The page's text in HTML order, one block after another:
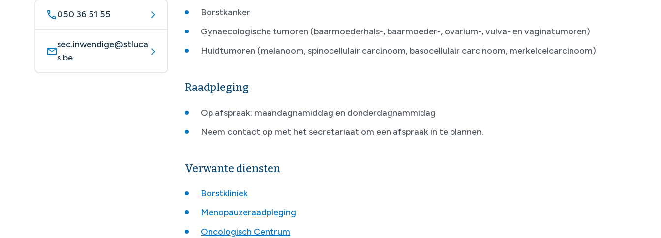
050 36 51 55
sec.inwendige@stluca
s.be
Borstkanker
Gynaecologische tumoren (baarmoederhals-, baarmoeder-, ovarium-, vulva- en vaginatumoren)
Huidtumoren (melanoom, spinocellulair carcinoom, basocellulair carcinoom, merkelcelcarcinoom)
Raadpleging
Op afspraak: maandagnamiddag en donderdagnammidag
Neem contact op met het secretariaat om een afspraak in te plannen.
Verwante diensten
Borstkliniek
Menopauzeraadpleging
Oncologisch Centrum